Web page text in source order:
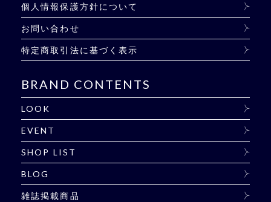
個人情報保護方針について
お問い合わせ
特定商取引法に基づく表示
BRAND CONTENTS
LOOK
EVENT
SHOP LIST
BLOG
雑誌掲載商品